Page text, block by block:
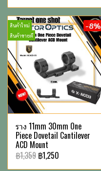
สินค้าใหม่
สินค้าขายดี
-8%
ราง 11mm 30mm One
Piece Dovetail Cantilever
ACD Mount
฿1,359 ฿1,250